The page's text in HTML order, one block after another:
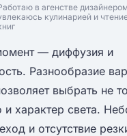
в агенстве
кулинарией и
— диффузия и
Разнообразие
выбрать не
и характер света.
и отсутствие